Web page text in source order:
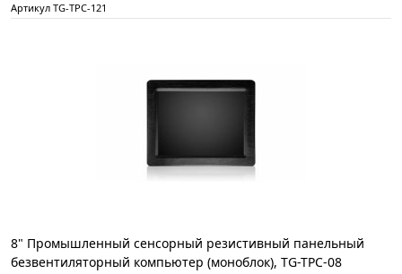
Артикул TG-TPC-121
8" Промышленный сенсорный резистивный панельный
безвентиляторный компьютер (моноблок), TG-TPC-08